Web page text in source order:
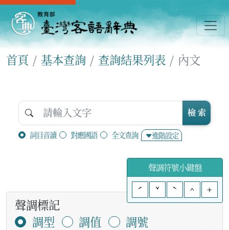
首頁 基本查詢 查詢結果列表 內文
詞目音讀 對應國語 全文查詢 進階設定
檢 索
聲調符號小鍵盤
ˊ
ˇ ˋ ^ +
聲調標記
調型
調值
調號